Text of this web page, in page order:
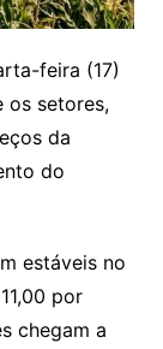
feira (17)
os setores,
da
do
estáveis no
por
chegam a